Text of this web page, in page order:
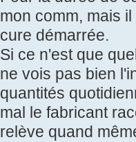
mon comm, mais
cure démarrée.
Si ce n'est que
ne vois pas bien
quantités
mal le fabricant
relève quand